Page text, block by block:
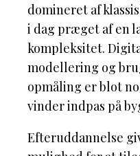
domineret af
i dag præget af en
kompleksitet.
modellering og
opmåling er blot
vinder indpas på
Efteruddannelse